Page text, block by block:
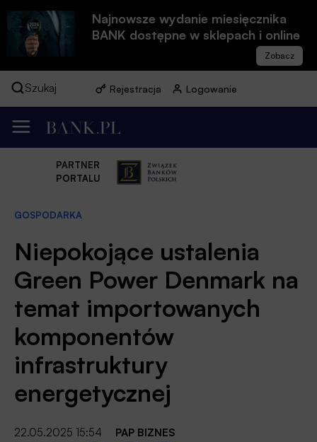
Najnowsze wydanie miesięcznika
BANK dostępne w sklepach i online
Szukaj Rejestracja Logowanie
PARTNER
PORTALU
GOSPODARKA
Niepokojące ustalenia
Green Power Denmark na
temat importowanych
komponentów
infrastruktury
energetycznej
22.05.2025 15:54
PAP BIZNES